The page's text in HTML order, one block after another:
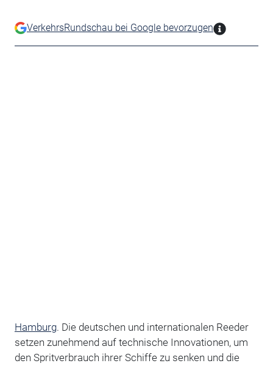
VerkehrsRundschau bei Google bevorzugen
Hamburg. Die deutschen und internationalen Reeder
setzen zunehmend auf technische Innovationen, um
den Spritverbrauch ihrer Schiffe zu senken und die